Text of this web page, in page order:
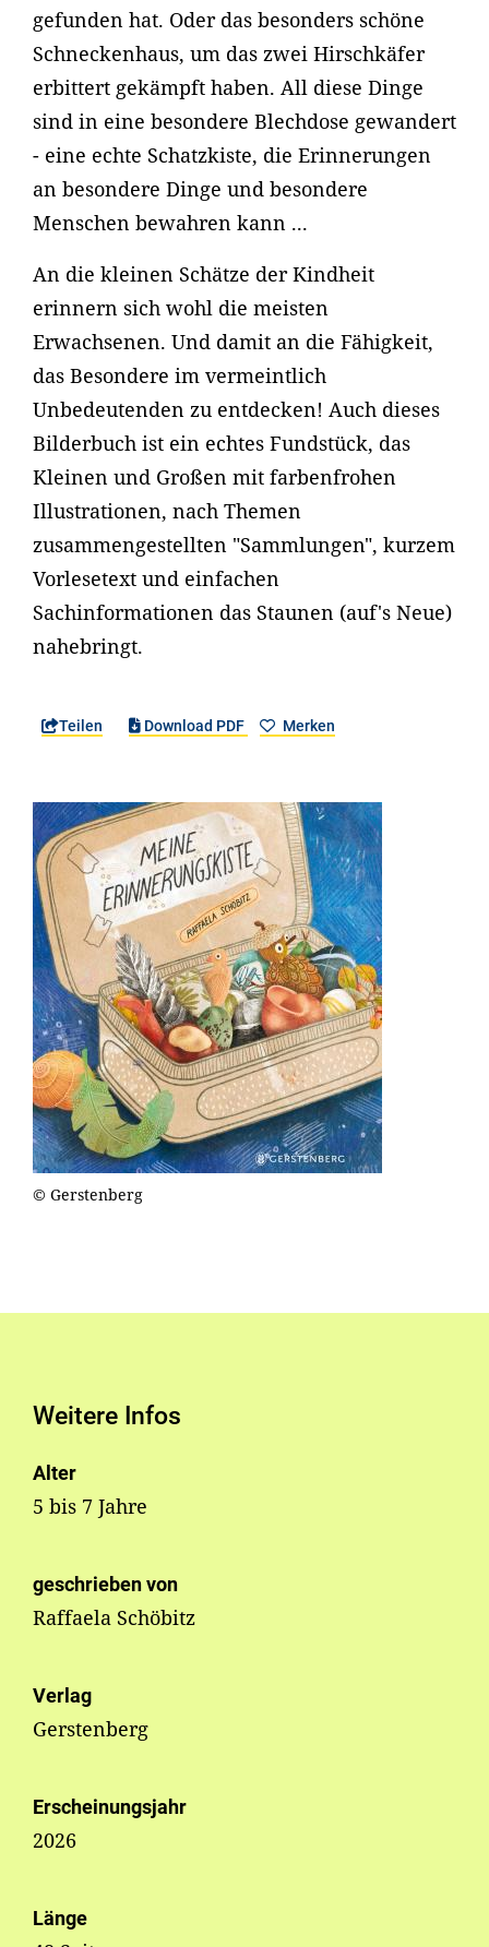
gefunden hat. Oder das besonders schöne
Schneckenhaus, um das zwei Hirschkäfer
erbittert gekämpft haben. All diese Dinge
sind in eine besondere Blechdose gewandert
- eine echte Schatzkiste, die Erinnerungen
an besondere Dinge und besondere
Menschen bewahren kann ...
An die kleinen Schätze der Kindheit
erinnern sich wohl die meisten
Erwachsenen. Und damit an die Fähigkeit,
das Besondere im vermeintlich
Unbedeutenden zu entdecken! Auch dieses
Bilderbuch ist ein echtes Fundstück, das
Kleinen und Großen mit farbenfrohen
Illustrationen, nach Themen
zusammengestellten "Sammlungen", kurzem
Vorlesetext und einfachen
Sachinformationen das Staunen (auf's Neue)
nahebringt.
Teilen Download PDF Merken
© Gerstenberg
Weitere Infos
Alter
5 bis 7 Jahre
geschrieben von
Raffaela Schöbitz
Verlag
Gerstenberg
Erscheinungsjahr
2026
Länge